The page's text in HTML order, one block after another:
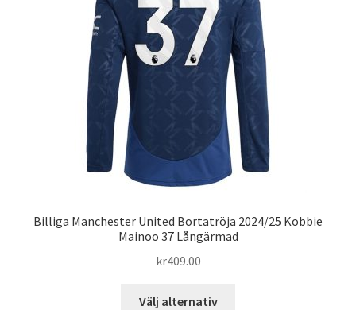
alternativen
kan
väljas
på
produktsidan
Billiga Manchester United Bortatröja 2024/25 Kobbie
Mainoo 37 Långärmad
kr409.00
Välj alternativ